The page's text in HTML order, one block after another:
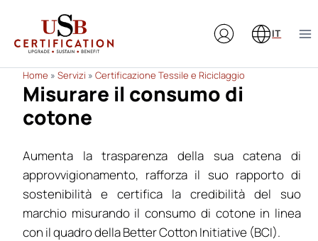
contenuto
IT
Home » Servizi » Certificazione Tessile e Riciclaggio
Misurare il consumo di
cotone
Aumenta la trasparenza della sua catena di
approvvigionamento, rafforza il suo rapporto di
sostenibilità e certifica la credibilità del suo
marchio misurando il consumo di cotone in linea
con il quadro della Better Cotton Initiative (BCI).